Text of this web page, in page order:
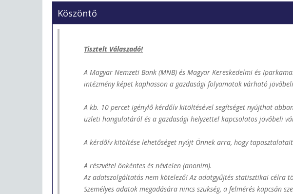
Köszöntő
Tisztelt Válaszadó!
A Magyar Nemzeti Bank (MNB) és Magyar Kereskedelmi és
intézmény képet kaphasson a gazdasági folyamatok várható
A kb. 10 percet igénylő kérdőív kitöltésével segítséget nyújthat
üzleti hangulatáról és a gazdasági helyzettel kapcsolatos jövőbeli
A kérdőív kitöltése lehetőséget nyújt Önnek arra, hogy
A részvétel önkéntes és névtelen (anonim).
Az adatszolgáltatás nem kötelező! Az adatgyűjtés statisztikai célra
Személyes adatok megadására nincs szükség, a felmérés kapcsán